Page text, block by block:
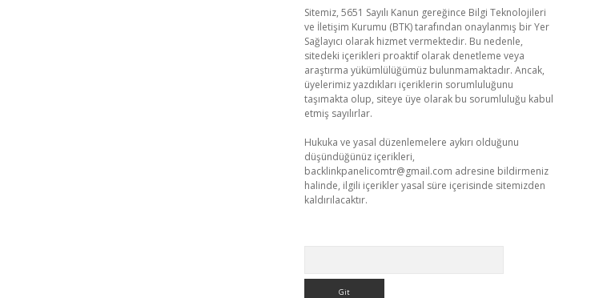
Sitemiz, 5651 Sayılı Kanun gereğince Bilgi Teknolojileri
ve İletişim Kurumu (BTK) tarafından onaylanmış bir Yer
Sağlayıcı olarak hizmet vermektedir. Bu nedenle,
sitedeki içerikleri proaktif olarak denetleme veya
araştırma yükümlülüğümüz bulunmamaktadır. Ancak,
üyelerimiz yazdıkları içeriklerin sorumluluğunu
taşımakta olup, siteye üye olarak bu sorumluluğu kabul
etmiş sayılırlar.
Hukuka ve yasal düzenlemelere aykırı olduğunu
düşündüğünüz içerikleri,
backlinkpanelicomtr@gmail.com adresine bildirmeniz
halinde, ilgili içerikler yasal süre içerisinde sitemizden
kaldırılacaktır.